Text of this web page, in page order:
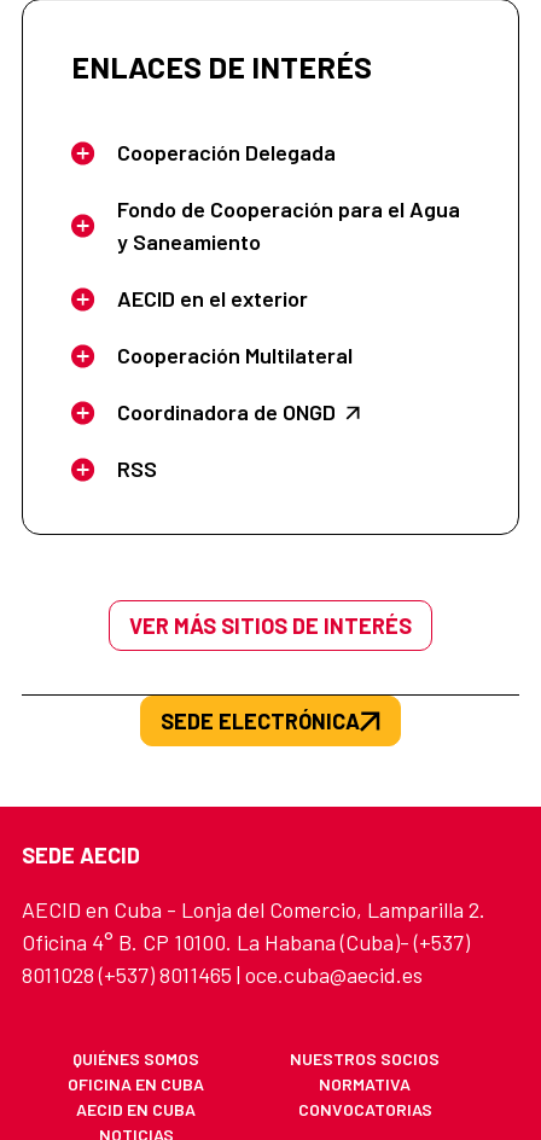
ENLACES DE INTERÉS
Cooperación Delegada
Fondo de Cooperación para el Agua
y Saneamiento
AECID en el exterior
Cooperación Multilateral
Coordinadora de ONGD
RSS
VER MÁS SITIOS DE INTERÉS
SEDE ELECTRÓNICA
SEDE AECID
AECID en Cuba - Lonja del Comercio, Lamparilla 2.
Oficina 4° B. CP 10100. La Habana (Cuba)- (+537)
8011028 (+537) 8011465 | oce.cuba@aecid.es
QUIÉNES SOMOS
NUESTROS SOCIOS
OFICINA EN CUBA
NORMATIVA
AECID EN CUBA
CONVOCATORIAS
NOTICIAS